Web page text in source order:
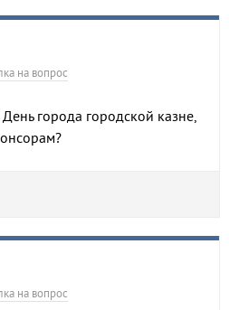
на вопрос
города городской казне,
на вопрос